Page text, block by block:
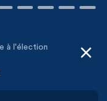
à l'élection